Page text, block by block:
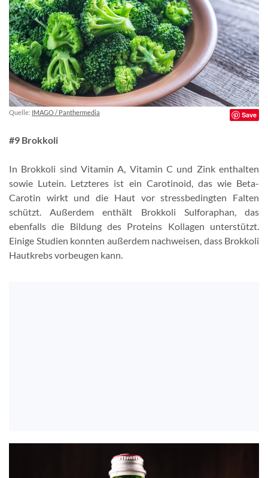
Quelle: IMAGO / Panthermedia Save
#9 Brokkoli
In Brokkoli sind Vitamin A, Vitamin C und Zink enthalten
sowie Lutein. Letzteres ist ein Carotinoid, das wie Beta-
Carotin wirkt und die Haut vor stressbedingten Falten
schützt. Außerdem enthält Brokkoli Sulforaphan, das
ebenfalls die Bildung des Proteins Kollagen unterstützt.
Einige Studien konnten außerdem nachweisen, dass Brokkoli
Hautkrebs vorbeugen kann.